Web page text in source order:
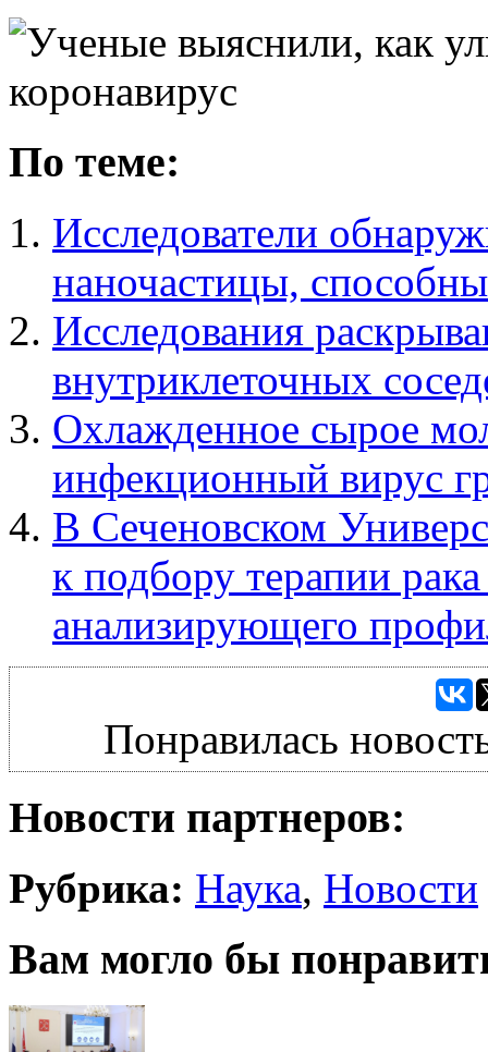
По теме:
Исследователи
наночастицы,
Исследования
внутриклеточных
Охлажденное сырое
инфекционный вирус
В Сеченовском
к подбору терапии
анализирующего
Понравилась
Новости партнеров:
Рубрика: Наука, Новости
Вам могло бы